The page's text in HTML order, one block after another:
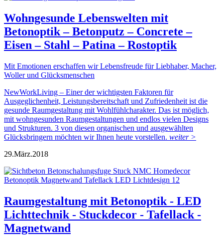
Wohngesunde Lebenswelten mit
Betonoptik – Betonputz – Concrete –
Eisen – Stahl – Patina – Rostoptik
Mit Emotionen erschaffen wir Lebensfreude für Liebhaber, Macher,
Woller und Glücksmenschen
NewWorkLiving – Einer der wichtigsten Faktoren für
Ausgeglichenheit, Leistungsbereitschaft und Zufriedenheit ist die
gesunde Raumgestaltung mit Wohlfühlcharakter. Das ist möglich,
mit wohngesunden Raumgestaltungen und endlos vielen Designs
und Strukturen. 3 von diesen organischen und ausgewählten
Glücksbringern möchten wir Ihnen heute vorstellen. weiter >
29.März.2018
Raumgestaltung mit Betonoptik - LED
Lichttechnik - Stuckdecor - Tafellack -
Magnetwand